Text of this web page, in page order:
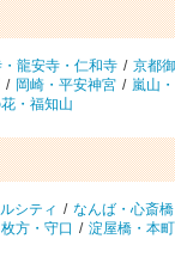
龍安寺・仁和寺 / 京都
/ 岡崎・平安神宮 / 嵐山
・福知山
シティ / なんば・心斎橋
方・守口 / 淀屋橋・本